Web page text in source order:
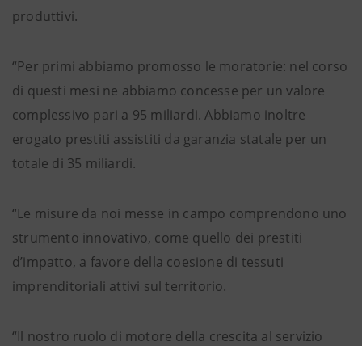
produttivi.
“Per primi abbiamo promosso le moratorie: nel corso
di questi mesi ne abbiamo concesse per un valore
complessivo pari a 95 miliardi. Abbiamo inoltre
erogato prestiti assistiti da garanzia statale per un
totale di 35 miliardi.
“Le misure da noi messe in campo comprendono uno
strumento innovativo, come quello dei prestiti
d’impatto, a favore della coesione di tessuti
imprenditoriali attivi sul territorio.
“Il nostro ruolo di motore della crescita al servizio